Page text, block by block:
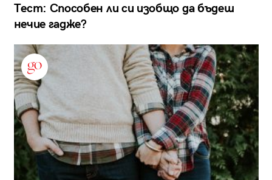
Тест: Способен ли си изобщо да бъдеш
нечие гадже?